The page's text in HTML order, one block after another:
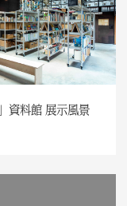
資料館 展示風景